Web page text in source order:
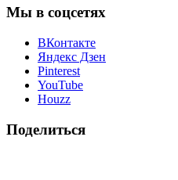
Мы в соцсетях
ВКонтакте
Яндекс Дзен
Pinterest
YouTube
Houzz
Поделиться